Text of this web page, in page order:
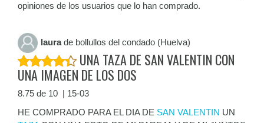
opiniones de los usuarios que lo han comprado.
laurade bollullos del condado (Huelva)
UNA TAZA DE SAN VALENTIN CON
UNA IMAGEN DE LOS DOS
8.75 de 10 | 15-03
HE COMPRADO PARA EL DIA DE SAN VALENTIN UN